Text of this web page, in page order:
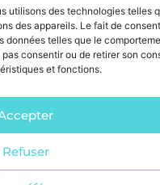
utilisons des technologies telles
des appareils. Le fait de
données telles que le
consentir ou de retirer son
et fonctions.
Refuser